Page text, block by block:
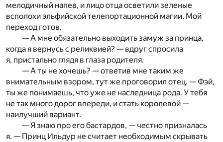
мелодичный напев, и лицо отца осветили зеленые
всполохи эльфийской телепортационной магии. Мой
переход готов.
— А мне обязательно выходить замуж за принца,
когда я вернусь с реликвией? — вдруг спросила
я, пристально глядя в глаза родителя.
— А ты не хочешь? — ответив мне таким же
внимательным взором, тут же проговорил отец. — Фэй,
ты же понимаешь, что уже не наследница рода. У тебя
не так много дорог впереди, и стать королевой —
наилучший вариант.
— Я знаю про его бастардов, — честно призналась
я. — Принц Ильдур не считает необходимым скрывать